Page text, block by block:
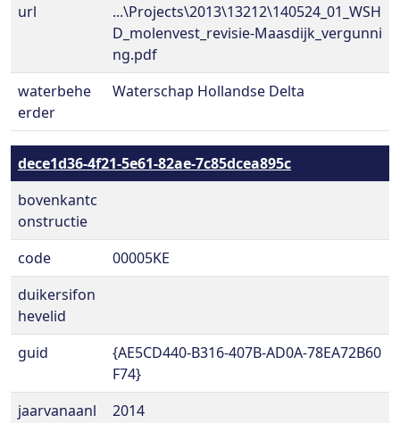
url
...\Projects\2013\13212\140524_01_WSH
D_molenvest_revisie-Maasdijk_vergunni
ng.pdf
waterbehe
erder
Waterschap Hollandse Delta
dece1d36-4f21-5e61-82ae-7c85dcea895c
bovenkantc
onstructie
code
00005KE
duikersifon
hevelid
guid
{AE5CD440-B316-407B-AD0A-78EA72B60
F74}
jaarvanaanl
2014